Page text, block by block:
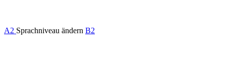
A2 Sprachniveau ändern B2